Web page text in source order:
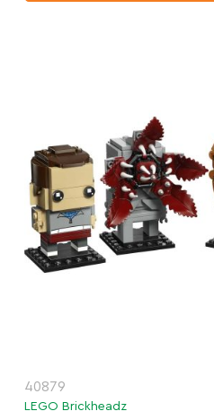
40879
LEGO Brickheadz